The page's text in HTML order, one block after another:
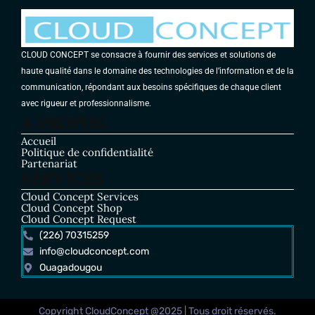
CLOUD CONCEPT se consacre à fournir des services et solutions de
haute qualité dans le domaine des technologies de l’information et de la
communication, répondant aux besoins spécifiques de chaque client
avec rigueur et professionnalisme.
Accueil
Politique de confidentialité
Partenariat
Cloud Concept Services
Cloud Concept Shop
Cloud Concept Request
(226) 70315259
info@cloudconcept.com
Ouagadougou
Copyright CloudConcept @2025 | Tous droit réservés.